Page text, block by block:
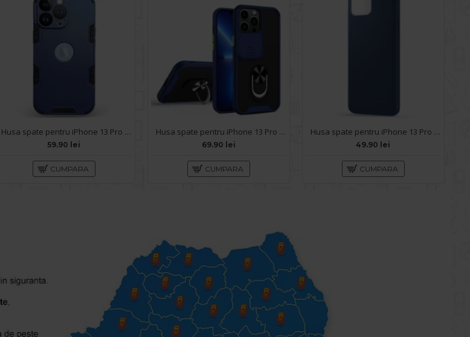
Husa spate pentru iPhone 13 Pro - Mantis Case Navy / Negru
59.90 lei
CUMPARA
Husa spate pentru iPhone 13 Pro Max - Slide Case Albastru
69.90 lei
CUMPARA
Husa spate pentru iPhone 13 Pro - Silicon Line Navy
49.90 lei
CUMPARA